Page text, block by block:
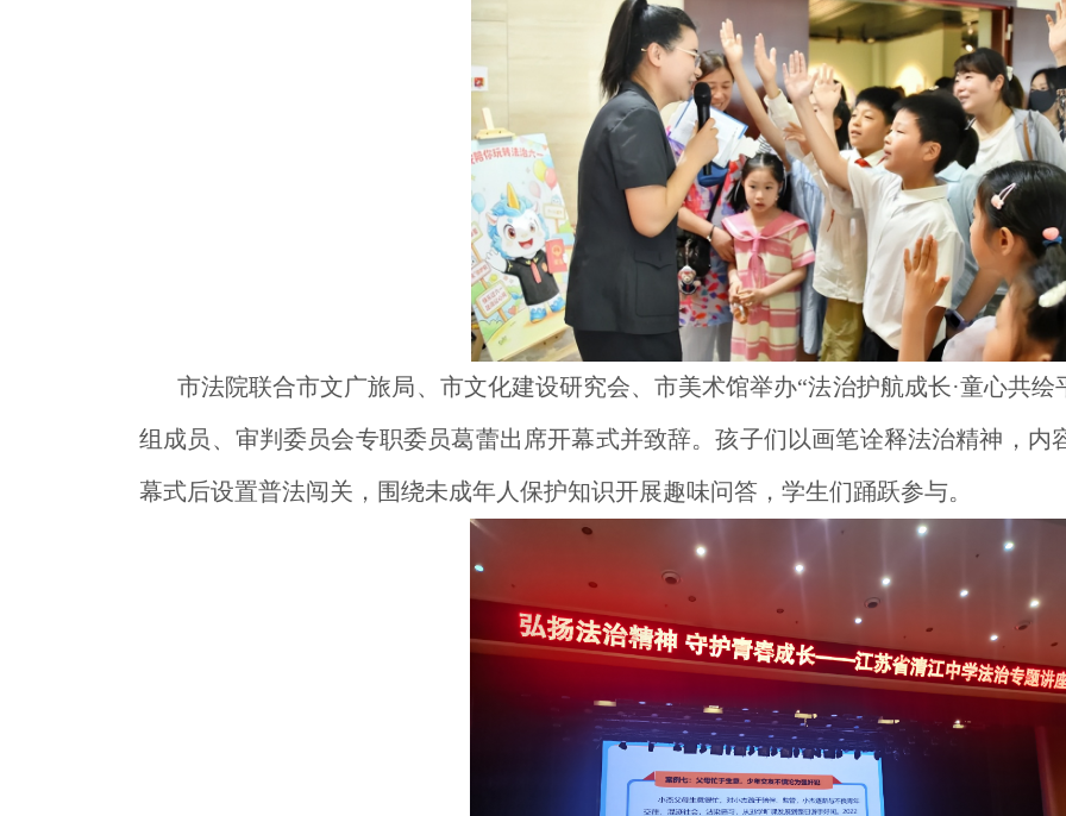
市法院联合市文广旅局、市文化建设研究会、市美术馆举办“法治护航成长·童心共
组成员、审判委员会专职委员葛蕾出席开幕式并致辞。孩子们以画笔诠释法治精神，内
幕式后设置普法闯关，围绕未成年人保护知识开展趣味问答，学生们踊跃参与。